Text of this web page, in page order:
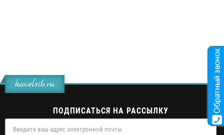
kavelsib.ru
ПОДПИСАТЬСЯ НА РАССЫЛКУ